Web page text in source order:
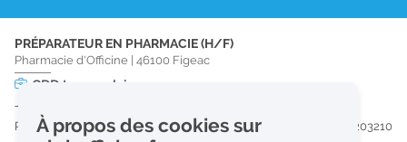
PRÉPARATEUR EN PHARMACIE (H/F)
Pharmacie d'Officine 46100 Figeac
CDD temps plein
Jusqu'au 30/05/27
Publiée il y a 16 jour(s)
#203210
À propos des cookies sur